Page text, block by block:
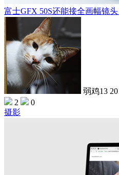
富士GFX 50S还能接全画幅镜
弱鸡13
2
0
摄影